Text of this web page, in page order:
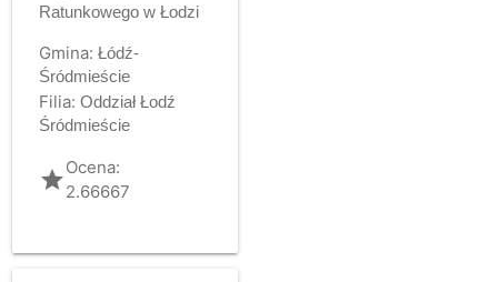
Ratunkowego w Łodzi
Gmina: Łódź-
Śródmieście
Filia: Oddział Łodź
Śródmieście
gradeOcena:
2.66667